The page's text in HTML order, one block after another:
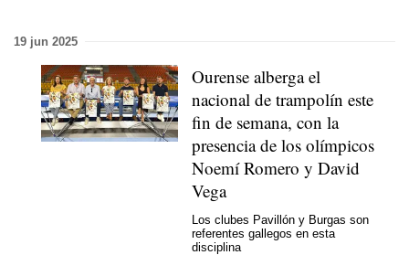
19 jun 2025
Ourense alberga el
nacional de trampolín este
fin de semana, con la
presencia de los olímpicos
Noemí Romero y David
Vega
Los clubes Pavillón y Burgas son
referentes gallegos en esta
disciplina